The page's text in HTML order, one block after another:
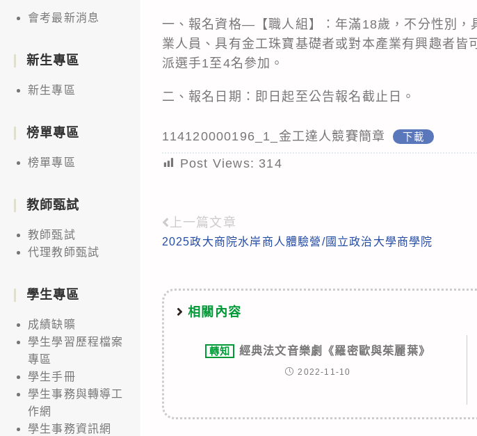
一、報名資格—【職人組】：年滿18歲，不分性別，
業人員、具有金工珠寶基礎者或對本產業有興趣者
派選手1至4名參加。
二、報名日期：即日起至公告報名截止日。
114120000196_1_金工達人競賽簡章 下載
Post Views: 314
Read
more
上一篇文章
2025政大商院水岸商人體驗營/國立政治大學商學院
相關內容
轉知 經典法文音樂劇《羅密歐與茱麗葉》
2022-11-10
會考最新消息
新生專區
新生專區
榜單專區
榜單專區
教師甄試
教師甄試
代理教師甄試
學生專區
成績缺曠
學生學習歷程檔案
專區
學生手冊
學生事務與轉導工
作網
學生事務資訊網